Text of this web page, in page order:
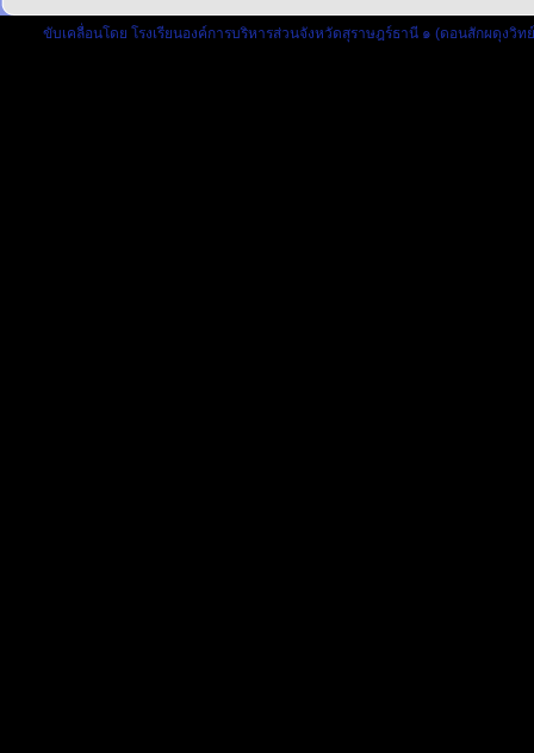
ขับเคลื่อนโดย โรงเรียนองค์การบริหารส่วนจังหวัดสุราษฎร์ธานี ๑ (ดอนสักผดุงวิท